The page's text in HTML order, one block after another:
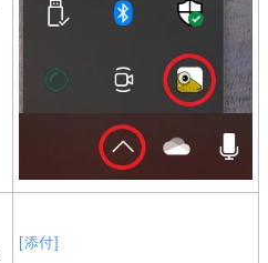
[添付]